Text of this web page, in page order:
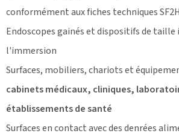
conformément aux fiches techniques
Endoscopes gainés et dispositifs de
l'immersion
Surfaces, mobiliers, chariots et
cabinets médicaux, cliniques,
établissements de santé
Surfaces en contact avec des denrées